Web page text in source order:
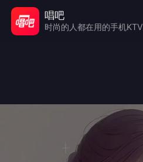
唱吧
时尚的人都在用的手机KTV